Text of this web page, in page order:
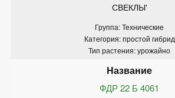
СВЕКЛЫ'
Группа: Технические
Категория: простой гибрид
Тип растения: урожайно
ФДР 22 Б 4061